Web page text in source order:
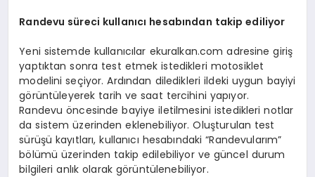
Randevu süreci kullanıcı hesabından takip ediliyor
Yeni sistemde kullanıcılar ekuralkan.com adresine giriş
yaptıktan sonra test etmek istedikleri motosiklet
modelini seçiyor. Ardından diledikleri ildeki uygun bayiyi
görüntüleyerek tarih ve saat tercihini yapıyor.
Randevu öncesinde bayiye iletilmesini istedikleri notlar
da sistem üzerinden eklenebiliyor. Oluşturulan test
sürüşü kayıtları, kullanıcı hesabındaki “Randevularım”
bölümü üzerinden takip edilebiliyor ve güncel durum
bilgileri anlık olarak görüntülenebiliyor.